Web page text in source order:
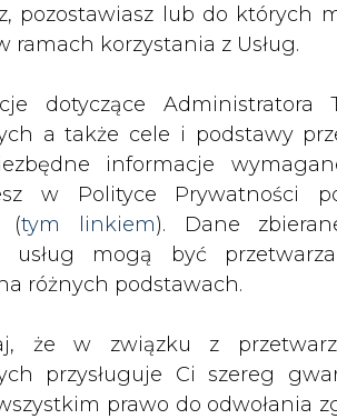
pozostawiasz lub do których
ramach korzystania z Usług.
dotyczące Administratora
a także cele i podstawy
informacje
w Polityce Prywatności
(tym linkiem). Dane
usług mogą być
różnych podstawach.
że w związku z
przysługuje Ci szereg
prawo do odwołania
123 tys. akcji
-230 zł.
która zajmie się
wszystkim stworzenie
istniejących spółkach
Spółki, które znajdą się w
Eko Elektrownie, a tak| że